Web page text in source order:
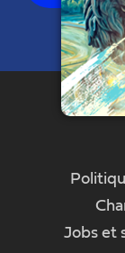
Jobs et